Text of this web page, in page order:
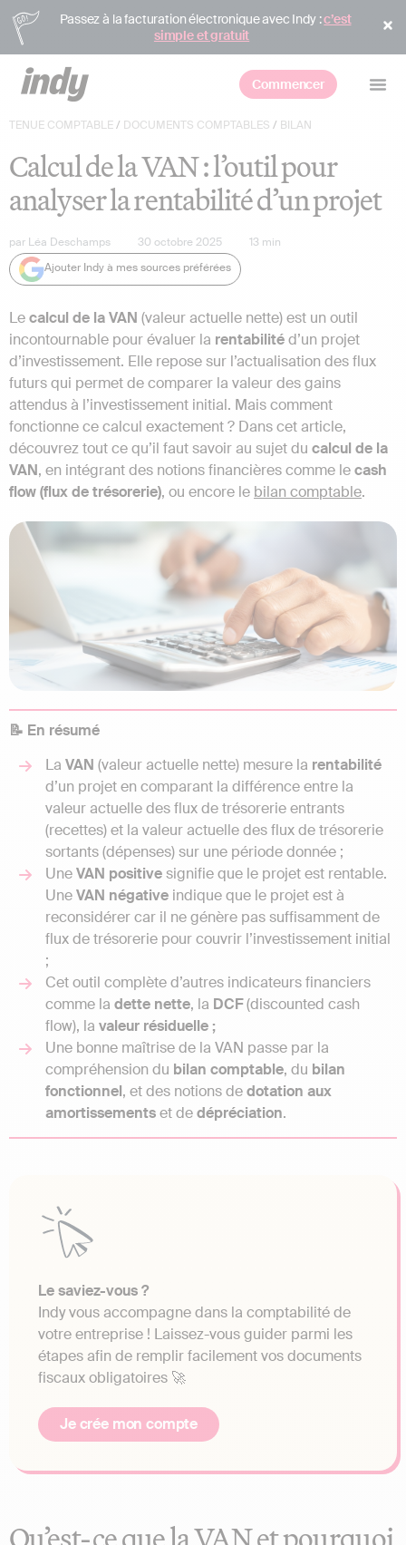
Passez à la facturation électronique avec Indy :c’est
simple et gratuit
Commencer
TENUE COMPTABLE/ DOCUMENTS COMPTABLES / BILAN
Calcul de la VAN : l’outil pour
analyser la rentabilité d’un projet
par Léa Deschamps 30 octobre 2025 13 min
Ajouter Indy à mes sources préférées
Lecalcul de la VAN (valeur actuelle nette) est un outil
incontournable pour évaluer la rentabilitéd’un projet
d’investissement. Elle repose sur l’actualisation des flux
futurs qui permet de comparer la valeur des gains
attendus à l’investissement initial. Mais comment
fonctionne ce calcul exactement ? Dans cet article,
découvrez tout ce qu’il faut savoir au sujet du calcul de la
VAN, en intégrant des notions financières comme lecash
flow (flux de trésorerie), ou encore le bilan comptable.
📝 En résumé
La VAN (valeur actuelle nette) mesure la rentabilité
d’un projet en comparant la différence entre la
valeur actuelle des flux de trésorerie entrants
(recettes) et la valeur actuelle des flux de trésorerie
sortants (dépenses) sur une période donnée ;
UneVAN positivesignifie que le projet est rentable.
UneVAN négative indique que le projet est à
reconsidérer car il ne génère pas suffisamment de
flux de trésorerie pour couvrir l’investissement initial
;
Cet outil complète d’autres indicateurs financiers
comme la dette nette, la DCF(discounted cash
flow), la valeur résiduelle ;
Une bonne maîtrise de la VAN passe par la
compréhension du bilan comptable, du bilan
fonctionnel, et des notions dedotation aux
amortissementset dedépréciation.
Le saviez-vous ?
Indy vous accompagne dans la comptabilité de
votre entreprise ! Laissez-vous guider parmi les
étapes afin de remplir facilement vos documents
fiscaux obligatoires 🚀
Je crée mon compte